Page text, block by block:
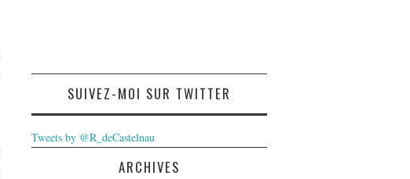
SUIVEZ-MOI SUR TWITTER
Tweets by @R_deCastelnau
ARCHIVES